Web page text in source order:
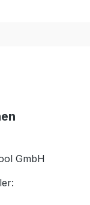
GmbH